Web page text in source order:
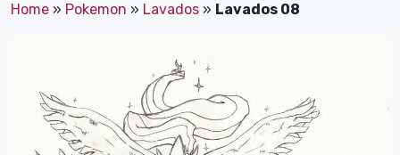
Home » Pokemon » Lavados » Lavados 08